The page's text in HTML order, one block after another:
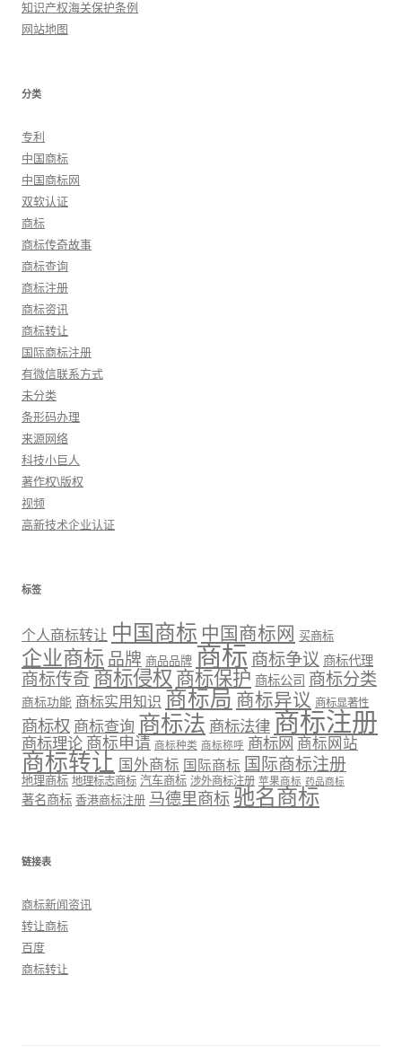
知识产权海关保护条例
网站地图
分类
专利
中国商标
中国商标网
双软认证
商标
商标传奇故事
商标查询
商标注册
商标资讯
商标转让
国际商标注册
有微信联系方式
未分类
条形码办理
来源网络
科技小巨人
著作权\版权
视频
高新技术企业认证
标签
个人商标转让 中国商标 中国商标网 买商标
企业商标 品牌 商品品牌 商标 商标争议 商标代理
商标传奇 商标侵权 商标保护 商标公司 商标分类
商标功能 商标实用知识 商标局 商标异议 商标显著性
商标权 商标查询 商标法 商标法律 商标注册
商标理论 商标申请 商标种类 商标称呼 商标网 商标网站
商标转让 国外商标 国际商标 国际商标注册
地理商标 地理标志商标 汽车商标 涉外商标注册 苹果商标 药品商标
著名商标 香港商标注册 马德里商标 驰名商标
链接表
商标新闻资讯
转让商标
百度
商标转让